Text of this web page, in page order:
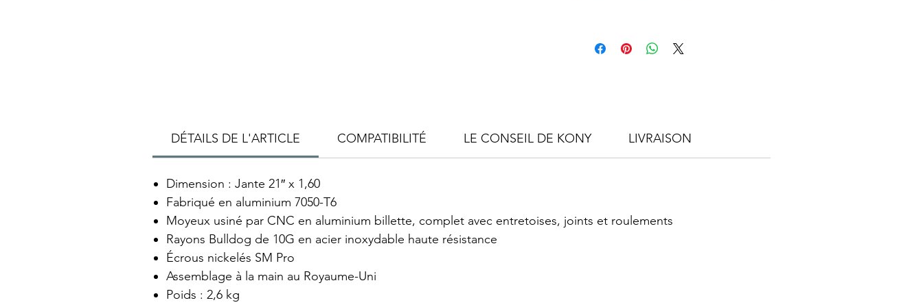
DÉTAILS DE L'ARTICLE COMPATIBILITÉ LE CONSEIL DE KONY LIVRAISON
Dimension : Jante 21″ x 1,60
Fabriqué en aluminium 7050-T6
Moyeux usiné par CNC en aluminium billette, complet avec entretoises, joints et roulements
Rayons Bulldog de 10G en acier inoxydable haute résistance
Écrous nickelés SM Pro
Assemblage à la main au Royaume-Uni
Poids : 2,6 kg